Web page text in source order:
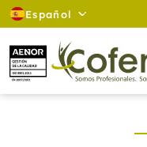
Español